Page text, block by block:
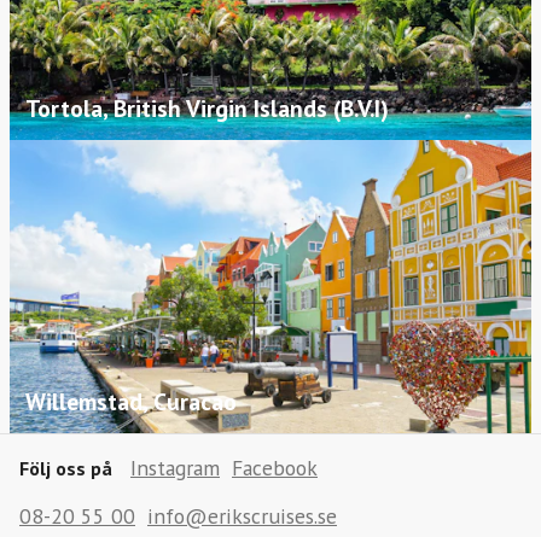
Tortola, British Virgin Islands (B.V.I)
Willemstad, Curacao
Följ oss på Instagram Facebook
08-20 55 00 info@erikscruises.se